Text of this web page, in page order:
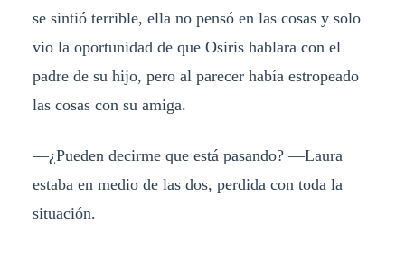
se sintió terrible, ella no pensó en las cosas y solo
vio la oportunidad de que Osiris hablara con el
padre de su hijo, pero al parecer había estropeado
las cosas con su amiga.
―¿Pueden decirme que está pasando? ―Laura
estaba en medio de las dos, perdida con toda la
situación.